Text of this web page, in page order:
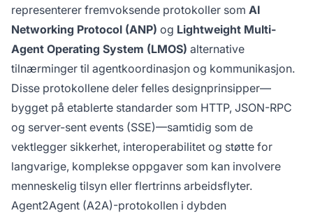
representerer fremvoksende protokoller som AI
Networking Protocol (ANP) og Lightweight Multi-
Agent Operating System (LMOS) alternative
tilnærminger til agentkoordinasjon og kommunikasjon.
Disse protokollene deler felles designprinsipper—
bygget på etablerte standarder som HTTP, JSON-RPC
og server-sent events (SSE)—samtidig som de
vektlegger sikkerhet, interoperabilitet og støtte for
langvarige, komplekse oppgaver som kan involvere
menneskelig tilsyn eller flertrinns arbeidsflyter.
Agent2Agent (A2A)-protokollen i dybden